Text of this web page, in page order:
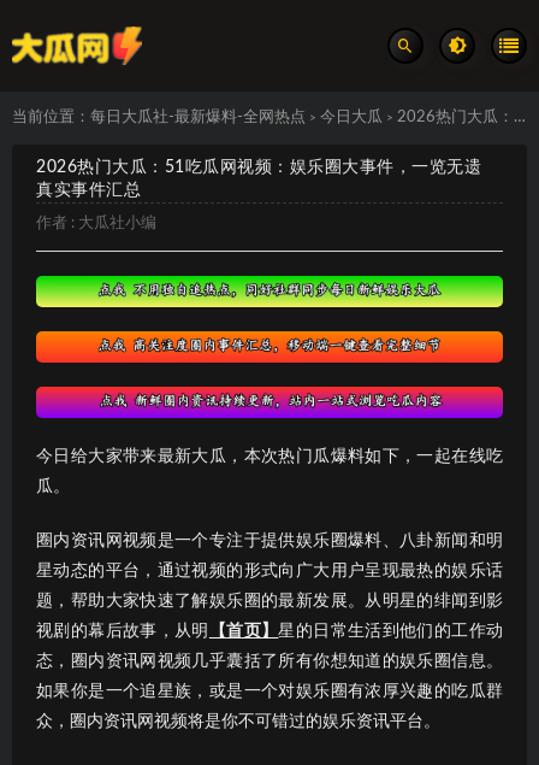
当前位置： 每日大瓜社-最新爆料-全网热点 > 今日大瓜 > 2026热门大瓜：51吃瓜网视频：娱乐圈大事件，一览无遗 真实事件汇总
2026热门大瓜：51吃瓜网视频：娱乐圈大事件，一览无遗
真实事件汇总
作者 : 大瓜社小编
今日给大家带来最新大瓜，本次热门瓜爆料如下，一起在线吃
瓜。
圈内资讯网视频是一个专注于提供娱乐圈爆料、八卦新闻和明
星动态的平台，通过视频的形式向广大用户呈现最热的娱乐话
题，帮助大家快速了解娱乐圈的最新发展。从明星的绯闻到影
视剧的幕后故事，从明
【首页】星的日常生活到他们的工作动
态，圈内资讯网视频几乎囊括了所有你想知道的娱乐圈信息。
如果你是一个追星族，或是一个对娱乐圈有浓厚兴趣的吃瓜群
众，圈内资讯网视频将是你不可错过的娱乐资讯平台。